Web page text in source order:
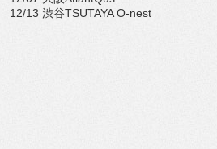
12/13 渋谷TSUTAYA O-nest